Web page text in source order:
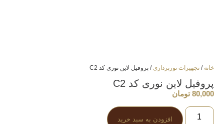
خانه / تجهیزات نورپردازی/ پروفیل لاین نوری کد C2
پروفیل لاین نوری کد C2
80,000 تومان
افزودن به سبد خرید